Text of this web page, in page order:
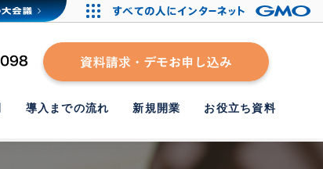
導入までの流れ 新規開業 お役立ち資料